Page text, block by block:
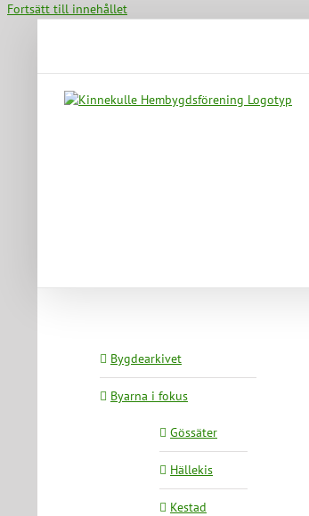
Fortsätt till innehållet
Bygdearkivet
Byarna i fokus
Gössäter
Hällekis
Kestad